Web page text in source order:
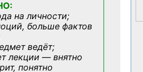
на личности;
больше фактов
ведёт;
лекции — внятно
понятно